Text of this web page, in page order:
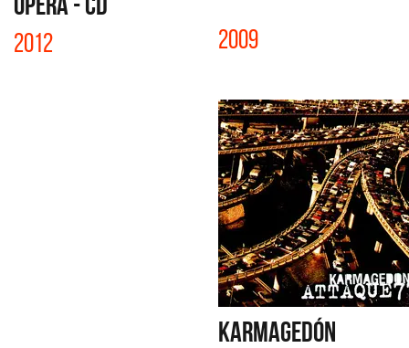
2012 2009
KARMAGEDÓN